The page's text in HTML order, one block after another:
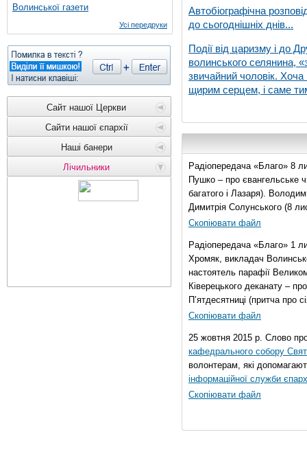
Волинської газети
Усі передруки
Сайт нашої Церкви
Сайти нашої єпархії
Наші банери
Лічильники
Автобіографічна
до сьогоднішніх днів...
Події від царизму і до
волинського селянина,
звичайний чоловік. Хоча
щирим серцем, і саме
Радіопередача «Благо» 8
Пушко – про євангельське
багатого і Лазаря).
Димитрія Солунського (8
Скопіювати файл
Радіопередача «Благо» 1
Хромяк, викладач
настоятель парафії
Ківерецького деканату –
П’ятдесятниці (притча про
Скопіювати файл
25 жовтня 2015 р. Слово
кафедрального собору
волонтерам, які
інформаційної служби
Скопіювати файл